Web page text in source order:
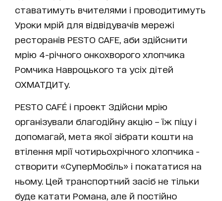
ставатимуть вчителями і проводитимуть
Уроки мрій для відвідувачів мережі
ресторанів PESTO CAFE, аби здійснити
мрію 4-річного онкохворого хлопчика
Ромчика Навроцького та усіх дітей
ОХМАТДИТу.
PESTO CAFÉ і проект Здійсни мрію
організували благодійну акцію – їж піцу і
допомагай, мета якої зібрати кошти на
втілення мрії чотирьохрічного хлопчика -
створити «СуперМобіль» і покататися на
ньому. Цей транспортний засіб не тільки
буде катати Романа, але й постійно